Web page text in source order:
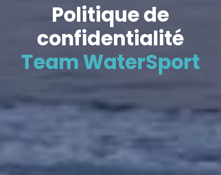
Politique de
confidentialité
Team WaterSport